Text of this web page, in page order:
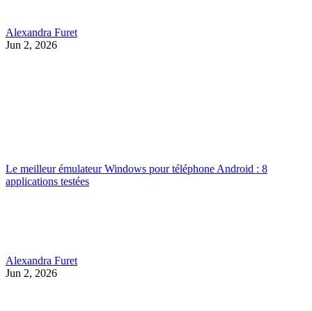
Alexandra Furet
Jun 2, 2026
Le meilleur émulateur Windows pour téléphone Android : 8
applications testées
Alexandra Furet
Jun 2, 2026